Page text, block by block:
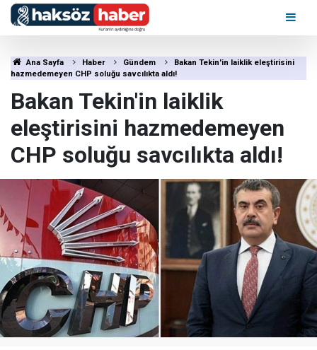
Ana Sayfa Haber Gündem
Bakan Tekin'in laiklik eleştirisini
hazmedemeyen CHP soluğu savcılıkta aldı!
Bakan Tekin'in laiklik
eleştirisini hazmedemeyen
CHP soluğu savcılıkta aldı!